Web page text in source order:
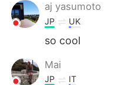
aj yasumoto
JP UK
so cool
Mai
JP IT